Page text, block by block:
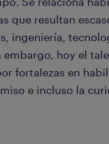
que resultan
ingeniería,
embargo, hoy el
fortalezas en
e incluso la